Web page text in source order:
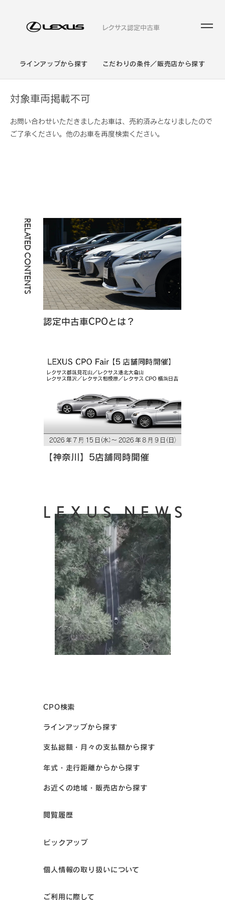
レクサス認定中古車
ラインアップから探す こだわりの条件／販売店から探す
対象車両掲載不可
お問い合わせいただきましたお車は、売約済みとなりましたので
ご了承ください。他のお車を再度検索ください。
RELATED CONTENTS
認定中古車CPOとは？
【神奈川】5店舗同時開催
LEXUS NEWS
CPO検索
ラインアップから探す
支払総額・月々の支払額から探す
年式・走行距離からから探す
お近くの地域・販売店から探す
閲覧履歴
ピックアップ
個人情報の取り扱いについて
ご利用に際して